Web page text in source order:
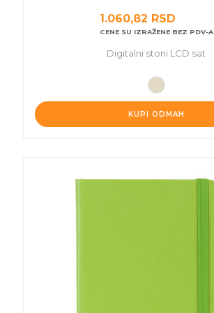
1.060,82 RSD
CENE SU IZRAŽENE BEZ PDV-A
Digitalni stoni LCD sat
KUPI ODMAH